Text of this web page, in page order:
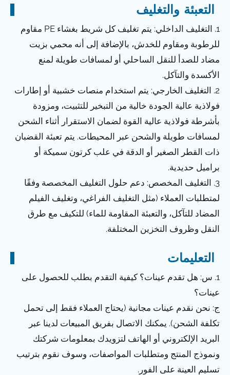
التعبئة والتغليف
1. التغليف الداخلي: يتم تغليف كل شريط بغشاء PE مقاوم
للرطوبة ومقاوم للخدش، بالإضافة إلى أنه محمي بزيت
مضاد للصدأ للنقل الساحلي أو لمسافات طويلة لمنع
الأكسدة والتآكل.
2. التغليف الخارجي: يتم استخدام منصات خشبية أو إطارات
فولاذية عالية الجودة خالية من التبخير للتثبيت، ومزودة
بأشرطة فولاذية عالية القوة لضمان الاستقرار أثناء الشحن
لمسافات طويلة والشحن عبر المحيطات. يتم تعبئة القضبان
ذات القطر الصغير أو الدقة في علب كرتون سميكة أو
براميل حديدية.
3. التغليف المخصص: دعم حلول التغليف المخصصة وفقًا
لمتطلبات العملاء (مثل التغليف الفراغي، وتغليف الفيلم
المضاد للتآكل، والتعبئة المقاومة للماء) للتكيف مع طرق
النقل وظروف التخزين المختلفة.
التعليمات
1. س: هل تقدم عينات؟ كيفية التقدم بطلب للحصول على
عينات؟
ج: نحن نقدم عينات مجانية (يحتاج العملاء فقط إلى تحمل
تكلفة الشحن). يمكنك الاتصال بفريق المبيعات لدينا عبر
البريد الإلكتروني أو الهاتف لتزويدك بمعلومات شركتك
ونموذج المنتج ومتطلبات المواصفات، وسوف نقوم بترتيب
تسليم العينة على الفور.